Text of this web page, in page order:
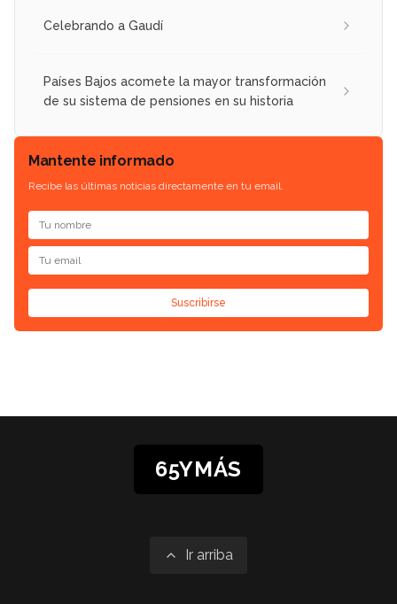
Celebrando a Gaudí
Países Bajos acomete la mayor transformación
de su sistema de pensiones en su historia
Mantente informado
Recibe las últimas noticias directamente en tu email.
Suscribirse
65YMÁS
Ir arriba